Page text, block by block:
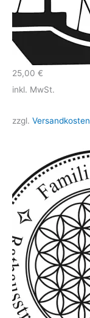
25,00 €
inkl. MwSt.
zzgl. Versandkosten